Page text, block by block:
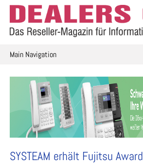
Skip
content
Main Navigation
SYSTEAM erhält Fujitsu Award